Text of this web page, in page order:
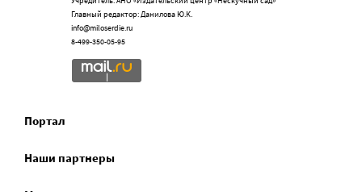
Главный редактор: Данилова Ю.К.
info@miloserdie.ru
8-499-350-05-95
Портал
Наши партнеры